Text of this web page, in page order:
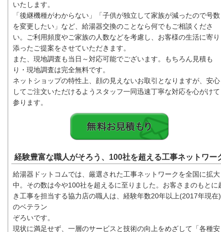
いたします。
「後継機種がわからない」「子供が独立して家族が減ったので号数
を変更したい」など、給湯器交換のことなら何でもご相談くださ
い。ご利用頻度やご家族の人数などを考慮し、お客様の生活に寄り
添ったご提案をさせていただきます。
また、現地調査も当日～対応可能でございます。もちろん見積も
り・現地調査は完全無料です。
ネットショップの特性上、顔の見えないお取引となりますが、安心
してご注文いただけるようスタッフ一同迅速丁寧な対応を心がけて
参ります。
経験豊富な職人がそろう、100社を超える工事ネットワー
給湯器ドットコムでは、厳選された工事ネットワークを全国に拡大
中。その数は今や100社を超えるに至りました。お客さまのもとに
き工事を担当する協力店の職人は、経験年数20年以上(2017年現在)
のベテラン
ぞろいです。
現状に満足せず、一層のサービスと技術の向上をめざして「各種安